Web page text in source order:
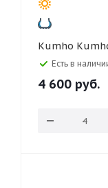
Kumho
Есть в
4 600 руб.